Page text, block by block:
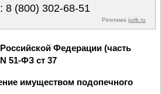
8 (800) 302-68-51
Реклама jurik.ru
Федерации (часть
51-ФЗ ст 37
имуществом подопечного